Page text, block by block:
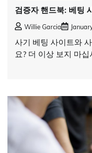
검증자 핸드북: 베팅
Willie Garcia
사기 베팅 사이트와
요? 더 이상 보지 마